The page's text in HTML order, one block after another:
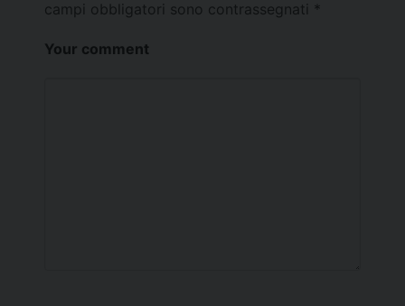
campi obbligatori sono contrassegnati *
Your comment